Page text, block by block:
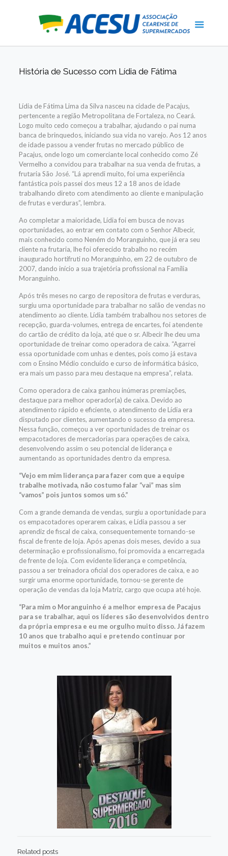
História de Sucesso com Lídia de Fátima
Lídia de Fátima Lima da Silva nasceu na cidade de Pacajus,
pertencente a região Metropolitana de Fortaleza, no Ceará.
Logo muito cedo começou a trabalhar, ajudando o pai numa
banca de brinquedos, iniciando sua vida no varejo. Aos 12 anos
de idade passou a vender frutas no mercado público de
Pacajus, onde logo um comerciante local conhecido como Zé
Vermelho a convidou para trabalhar na sua venda de frutas, a
frutaria São José. “Lá aprendi muito, foi uma experiência
fantástica pois passei dos meus 12 a 18 anos de idade
trabalhando direto com atendimento ao cliente e manipulação
de frutas e verduras”, lembra.
Ao completar a maioridade, Lídia foi em busca de novas
oportunidades, ao entrar em contato com o Senhor Albecir,
mais conhecido como Neném do Moranguinho, que já era seu
cliente na frutaria, lhe foi oferecido trabalho no recém
inaugurado hortifruti no Moranguinho, em 22 de outubro de
2007, dando início a sua trajetória profissional na Família
Moranguinho.
Após três meses no cargo de repositora de frutas e verduras,
surgiu uma oportunidade para trabalhar no salão de vendas no
atendimento ao cliente. Lídia também trabalhou nos setores de
recepção, guarda-volumes, entrega de encartes, foi atendente
do cartão de crédito da loja, até que o sr. Albecir lhe deu uma
oportunidade de treinar como operadora de caixa. “Agarrei
essa oportunidade com unhas e dentes, pois como já estava
com o Ensino Médio concluído e curso de informática básico,
era mais um passo para meu destaque na empresa”, relata.
Como operadora de caixa ganhou inúmeras premiações,
destaque para melhor operador(a) de caixa. Devido ao
atendimento rápido e eficiente, o atendimento de Lídia era
disputado por clientes, aumentando o sucesso da empresa.
Nessa função, começou a ver oportunidades de treinar os
empacotadores de mercadorias para operações de caixa,
desenvolvendo assim o seu potencial de liderança e
aumentando as oportunidades dentro da empresa.
“Vejo em mim liderança para fazer com que a equipe
trabalhe motivada, não costumo falar “vai” mas sim
“vamos” pois juntos somos um só.”
Com a grande demanda de vendas, surgiu a oportunidade para
os empacotadores operarem caixas, e Lídia passou a ser
aprendiz de fiscal de caixa, consequentemente tornando-se
fiscal de frente de loja. Após apenas dois meses, devido a sua
determinação e profissionalismo, foi promovida a encarregada
de frente de loja. Com evidente liderança e competência,
passou a ser treinadora oficial dos operadores de caixa, e ao
surgir uma enorme oportunidade, tornou-se gerente de
operação de vendas da loja Matriz, cargo que ocupa até hoje.
“Para mim o Moranguinho é a melhor empresa de Pacajus
para se trabalhar, aqui os líderes são desenvolvidos dentro
da própria empresa e eu me orgulho muito disso. Já fazem
10 anos que trabalho aqui e pretendo continuar por
muitos e muitos anos.”
Related posts